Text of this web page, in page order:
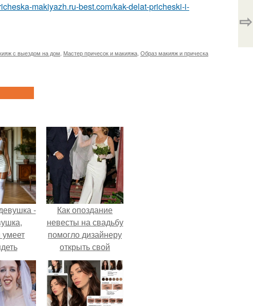
makiyazh.ru-best.com/kak-delat-pricheski-i-
с выездом на дом Мастер причесок и макияжа Образ макияж и прическа
⇨
-
умеет
и
в любои
Как опоздание
невесты на свадьбу
помогло дизайнеру
открыть свой
бренд.